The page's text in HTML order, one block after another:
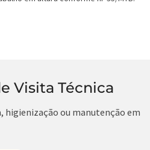
Visita Técnica
higienização ou manutenção em